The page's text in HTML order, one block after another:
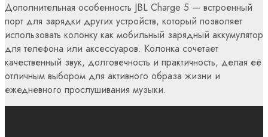
Дополнительная особенность JBL Charge 5 — встроенный
порт для зарядки других устройств, который позволяет
использовать колонку как мобильный зарядный аккумулятор
для телефона или аксессуаров. Колонка сочетает
качественный звук, долговечность и практичность, делая её
отличным выбором для активного образа жизни и
ежедневного прослушивания музыки.